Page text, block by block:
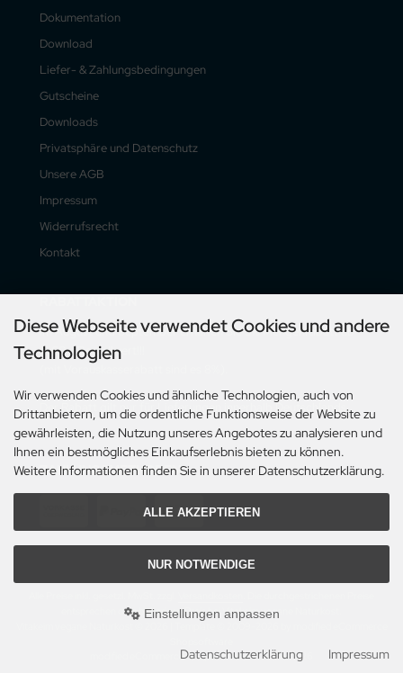
Dokumentation
Download
Liefer- & Zahlungsbedingungen
Gutscheine
Downloads
Privatsphäre und Datenschutz
Unsere AGB
Impressum
Widerrufsrecht
Kontakt
Im August und September erhalten Sie 5% Mengenrabatt ab
€ 60,- Bestellwert!!!
Der Rabatt gilt nur für Lieferungen innerhalb Deutschlands.
ZAHLUNGSMETHODEN
entsprechen dem bisherigen Preis bei Vitakeim vegane Naturkost.
ified eCommerce Shopsoftware © 2009-2026
Diese Webseite verwendet Cookies und andere
Technologien
Wir verwenden Cookies und ähnliche Technologien, auch von
Drittanbietern, um die ordentliche Funktionsweise der Website zu
gewährleisten, die Nutzung unseres Angebotes zu analysieren und
Ihnen ein bestmögliches Einkaufserlebnis bieten zu können.
Weitere Informationen finden Sie in unserer Datenschutzerklärung.
ALLE AKZEPTIEREN
NUR NOTWENDIGE
Einstellungen anpassen
Datenschutzerklärung Impressum